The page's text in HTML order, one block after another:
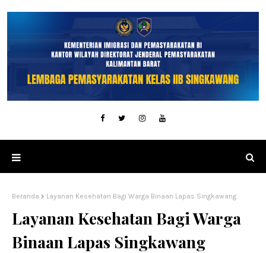
Beranda Layanan Kesehatan Bagi Warga Binaan Lapas Singkawang
Layanan Kesehatan Bagi Warga
Binaan Lapas Singkawang